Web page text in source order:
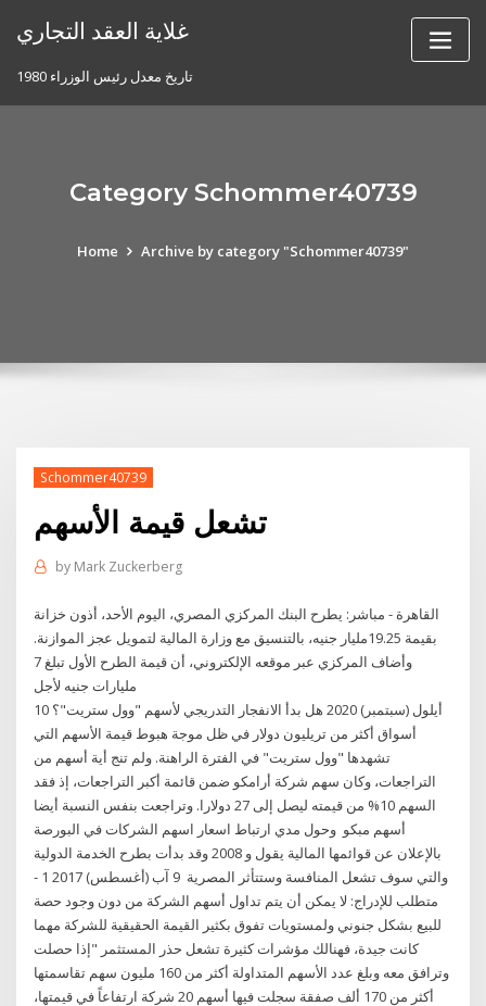
غلاية العقد التجاري
تاريخ معدل رئيس الوزراء 1980
Category Schommer40739
Home Archive by category "Schommer40739"
Schommer40739
تشعل قيمة الأسهم
by Mark Zuckerberg
القاهرة - مباشر: يطرح البنك المركزي المصري، اليوم الأحد، أذون خزانة
بقيمة 19.25مليار جنيه، بالتنسيق مع وزارة المالية لتمويل عجز الموازنة.
وأضاف المركزي عبر موقعه الإلكتروني، أن قيمة الطرح الأول تبلغ 7
مليارات جنيه لأجل
10 أيلول (سبتمبر) 2020 هل بدأ الانفجار التدريجي لأسهم "وول ستريت"؟
أسواق أكثر من تريليون دولار في ظل موجة هبوط قيمة الأسهم التي
تشهدها "وول ستريت" في الفترة الراهنة. ولم تنج أية أسهم من
التراجعات، وكان سهم شركة أرامكو ضمن قائمة أكبر التراجعات، إذ فقد
السهم 10% من قيمته ليصل إلى 27 دولارا. وتراجعت بنفس النسبة أيضا
أسهم مبكو وحول مدي ارتباط اسعار اسهم الشركات في البورصة
بالإعلان عن قوائمها المالية يقول و 2008 وقد بدأت بطرح الخدمة الدولية
والتي سوف تشعل المنافسة وستتأثر المصرية 9 آب (أغسطس) 2017 1 -
متطلب للإدراج: لا يمكن أن يتم تداول أسهم الشركة من دون وجود حصة
للبيع بشكل جنوني ولمستويات تفوق بكثير القيمة الحقيقية للشركة مهما
كانت جيدة، فهنالك مؤشرات كثيرة تشعل حذر المستثمر "إذا حصلت
وترافق معه وبلغ عدد الأسهم المتداولة أكثر من 160 مليون سهم تقاسمتها
أكثر من 170 ألف صفقة سجلت فيها أسهم 20 شركة ارتفاعاً في قيمتها،